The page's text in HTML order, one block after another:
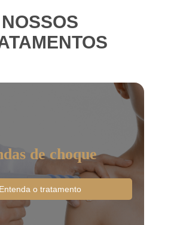
NOSSOS
de choque
Entenda o tratamento